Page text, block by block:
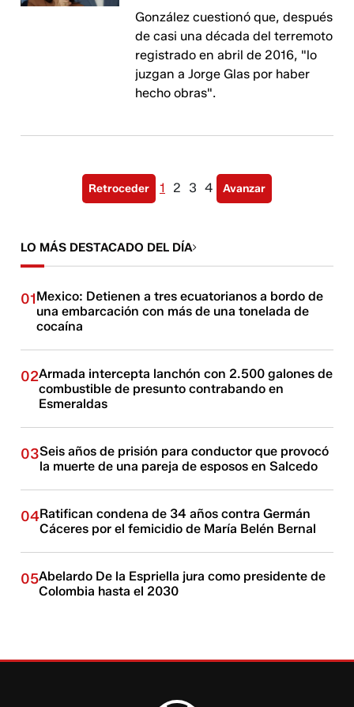
González cuestionó que, después
de casi una década del terremoto
registrado en abril de 2016, "lo
juzgan a Jorge Glas por haber
hecho obras".
Retroceder 1 2 3 4 Avanzar
LO MÁS DESTACADO DEL DÍA
01Mexico: Detienen a tres ecuatorianos a bordo de
una embarcación con más de una tonelada de
cocaína
02Armada intercepta lanchón con 2.500 galones de
combustible de presunto contrabando en
Esmeraldas
03Seis años de prisión para conductor que provocó
la muerte de una pareja de esposos en Salcedo
04Ratifican condena de 34 años contra Germán
Cáceres por el femicidio de María Belén Bernal
05Abelardo De la Espriella jura como presidente de
Colombia hasta el 2030